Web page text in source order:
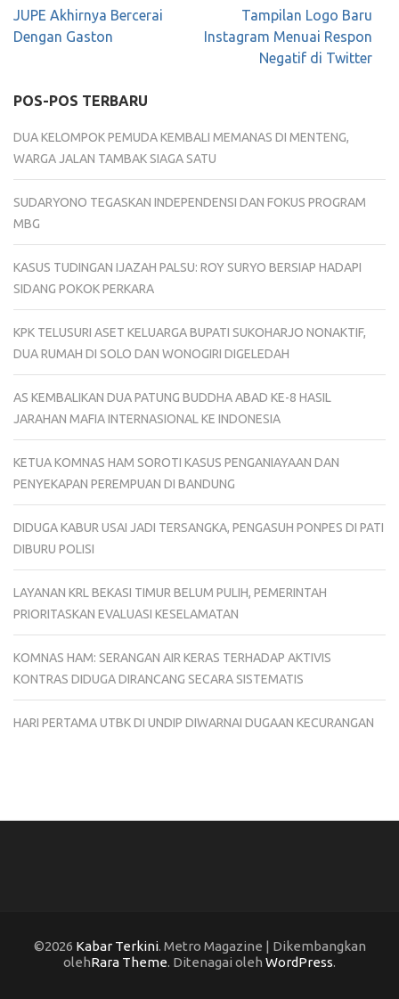
Navigasi
pos
JUPE Akhirnya Bercerai
Dengan Gaston
Tampilan Logo Baru
Instagram Menuai Respon
Negatif di Twitter
POS-POS TERBARU
DUA KELOMPOK PEMUDA KEMBALI MEMANAS DI MENTENG,
WARGA JALAN TAMBAK SIAGA SATU
SUDARYONO TEGASKAN INDEPENDENSI DAN FOKUS PROGRAM
MBG
KASUS TUDINGAN IJAZAH PALSU: ROY SURYO BERSIAP HADAPI
SIDANG POKOK PERKARA
KPK TELUSURI ASET KELUARGA BUPATI SUKOHARJO NONAKTIF,
DUA RUMAH DI SOLO DAN WONOGIRI DIGELEDAH
AS KEMBALIKAN DUA PATUNG BUDDHA ABAD KE-8 HASIL
JARAHAN MAFIA INTERNASIONAL KE INDONESIA
KETUA KOMNAS HAM SOROTI KASUS PENGANIAYAAN DAN
PENYEKAPAN PEREMPUAN DI BANDUNG
DIDUGA KABUR USAI JADI TERSANGKA, PENGASUH PONPES DI PATI
DIBURU POLISI
LAYANAN KRL BEKASI TIMUR BELUM PULIH, PEMERINTAH
PRIORITASKAN EVALUASI KESELAMATAN
KOMNAS HAM: SERANGAN AIR KERAS TERHADAP AKTIVIS
KONTRAS DIDUGA DIRANCANG SECARA SISTEMATIS
HARI PERTAMA UTBK DI UNDIP DIWARNAI DUGAAN KECURANGAN
©2026 Kabar Terkini. Metro Magazine | Dikembangkan
olehRara Theme. Ditenagai oleh WordPress.